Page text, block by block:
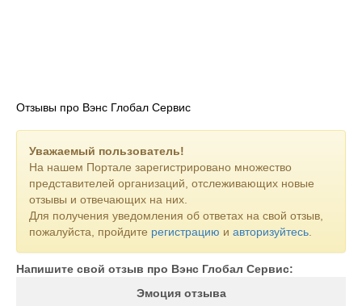
Отзывы про Вэнс Глобал Сервис
Уважаемый пользователь!
На нашем Портале зарегистрировано множество
представителей организаций, отслеживающих новые
отзывы и отвечающих на них.
Для получения уведомления об ответах на свой отзыв,
пожалуйста, пройдите регистрацию и авторизуйтесь
Напишите свой отзыв про Вэнс Глобал Сервис:
Эмоция отзыва